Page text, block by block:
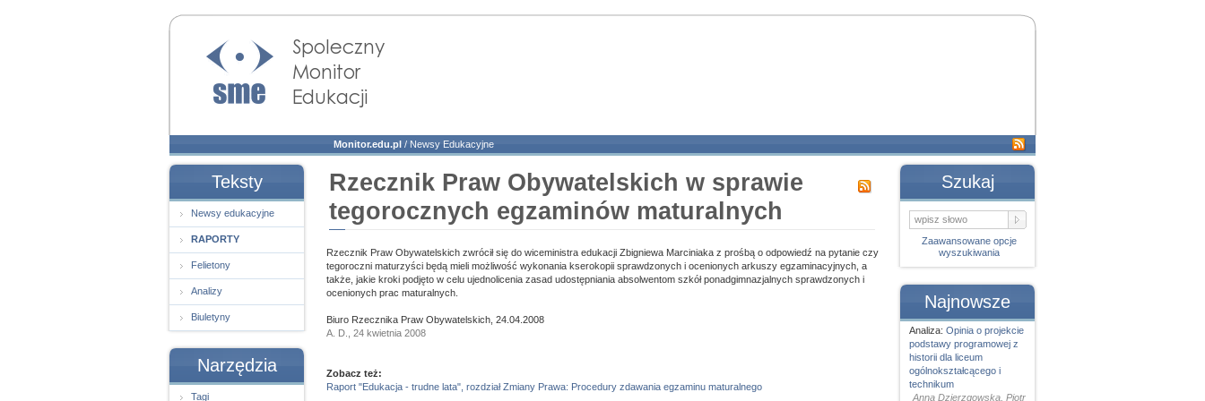
Społeczny Monitor
Edukacji
Monitor.edu.pl / Newsy Edukacyjne
Teksty
Newsy edukacyjne
RAPORTY
Felietony
Analizy
Biuletyny
Narzędzia
Tagi
Rzecznik Praw Obywatelskich w sprawie
tegorocznych egzaminów maturalnych
Rzecznik Praw Obywatelskich zwrócił się do wiceministra edukacji Zbigniewa Marciniaka z prośbą o odpowiedź na pytanie czy
tegoroczni maturzyści będą mieli możliwość wykonania kserokopii sprawdzonych i ocenionych arkuszy egzaminacyjnych, a
także, jakie kroki podjęto w celu ujednolicenia zasad udostępniania absolwentom szkół ponadgimnazjalnych sprawdzonych i
ocenionych prac maturalnych.
Biuro Rzecznika Praw Obywatelskich, 24.04.2008
A. D., 24 kwietnia 2008
Zobacz też:
Raport "Edukacja - trudne lata", rozdział Zmiany Prawa: Procedury zdawania egzaminu maturalnego
Szukaj
Zaawansowane opcje
wyszukiwania
Najnowsze
Analiza: Opinia o projekcie
podstawy programowej z
historii dla liceum
ogólnokształcącego i
technikum
Anna Dzierzgowska, Piotr